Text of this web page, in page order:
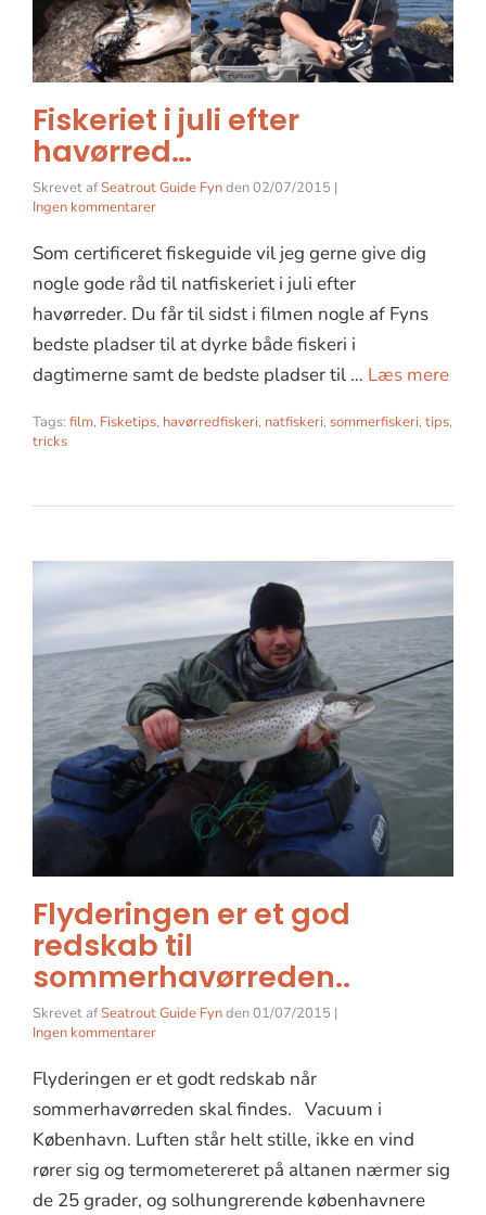
Fiskeriet i juli efter
havørred…
Skrevet afSeatrout Guide Fynden02/07/2015 |
Ingen kommentarer
Som certificeret fiskeguide vil jeg gerne give dig
nogle gode råd til natfiskeriet i juli efter
havørreder. Du får til sidst i filmen nogle af Fyns
bedste pladser til at dyrke både fiskeri i
dagtimerne samt de bedste pladser til … Læs mere
Tags: film, Fisketips, havørredfiskeri, natfiskeri, sommerfiskeri, tips,
tricks
Flyderingen er et god
redskab til
sommerhavørreden..
Skrevet afSeatrout Guide Fynden01/07/2015 |
Ingen kommentarer
Flyderingen er et godt redskab når
sommerhavørreden skal findes. Vacuum i
København. Luften står helt stille, ikke en vind
rører sig og termometereret på altanen nærmer sig
de 25 grader, og solhungrerende københavnere